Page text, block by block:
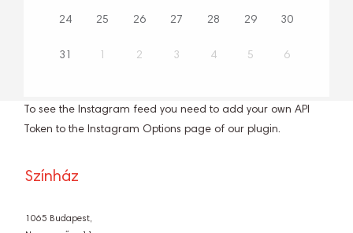
24 25 26 27 28 29 30
31 2 3 4 5 6
To see the Instagram feed you need to add your own API
Token to the Instagram Options page of our plugin.
Színház
1065 Budapest,